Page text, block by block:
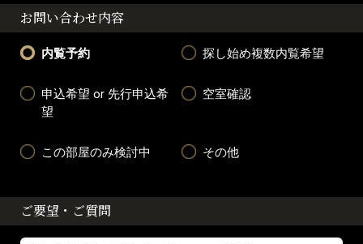
お問い合わせ内容
内覧予約 探し始め複数内覧希望
申込希望 or 先行申込希
望
空室確認
この部屋のみ検討中 その他
ご要望・ご質問